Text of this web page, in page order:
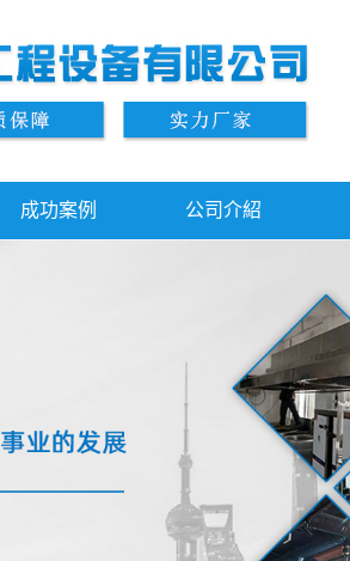
成功案例 公司介紹